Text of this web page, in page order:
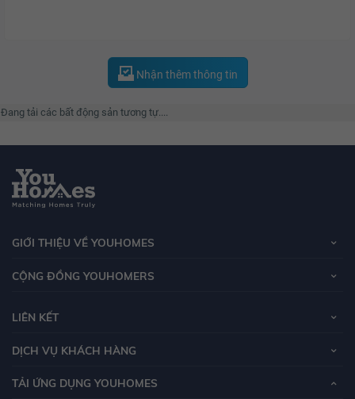
Nhận thêm thông tin
tải các bất động sản tương tự....
GIỚI THIỆU VỀ YOUHOMES
CỘNG ĐỒNG YOUHOMERS
LIÊN KẾT
DỊCH VỤ KHÁCH HÀNG
TẢI ỨNG DỤNG YOUHOMES